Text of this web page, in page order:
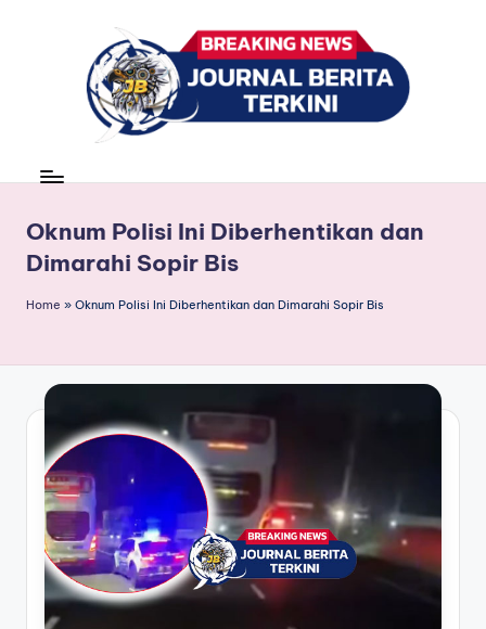
r
n
a
B
e
ri
t
a
T
e
news
Oknum Polisi Ini Diberhentikan dan
Dimarahi Sopir Bis
Home » Oknum Polisi Ini Diberhentikan dan Dimarahi Sopir Bis